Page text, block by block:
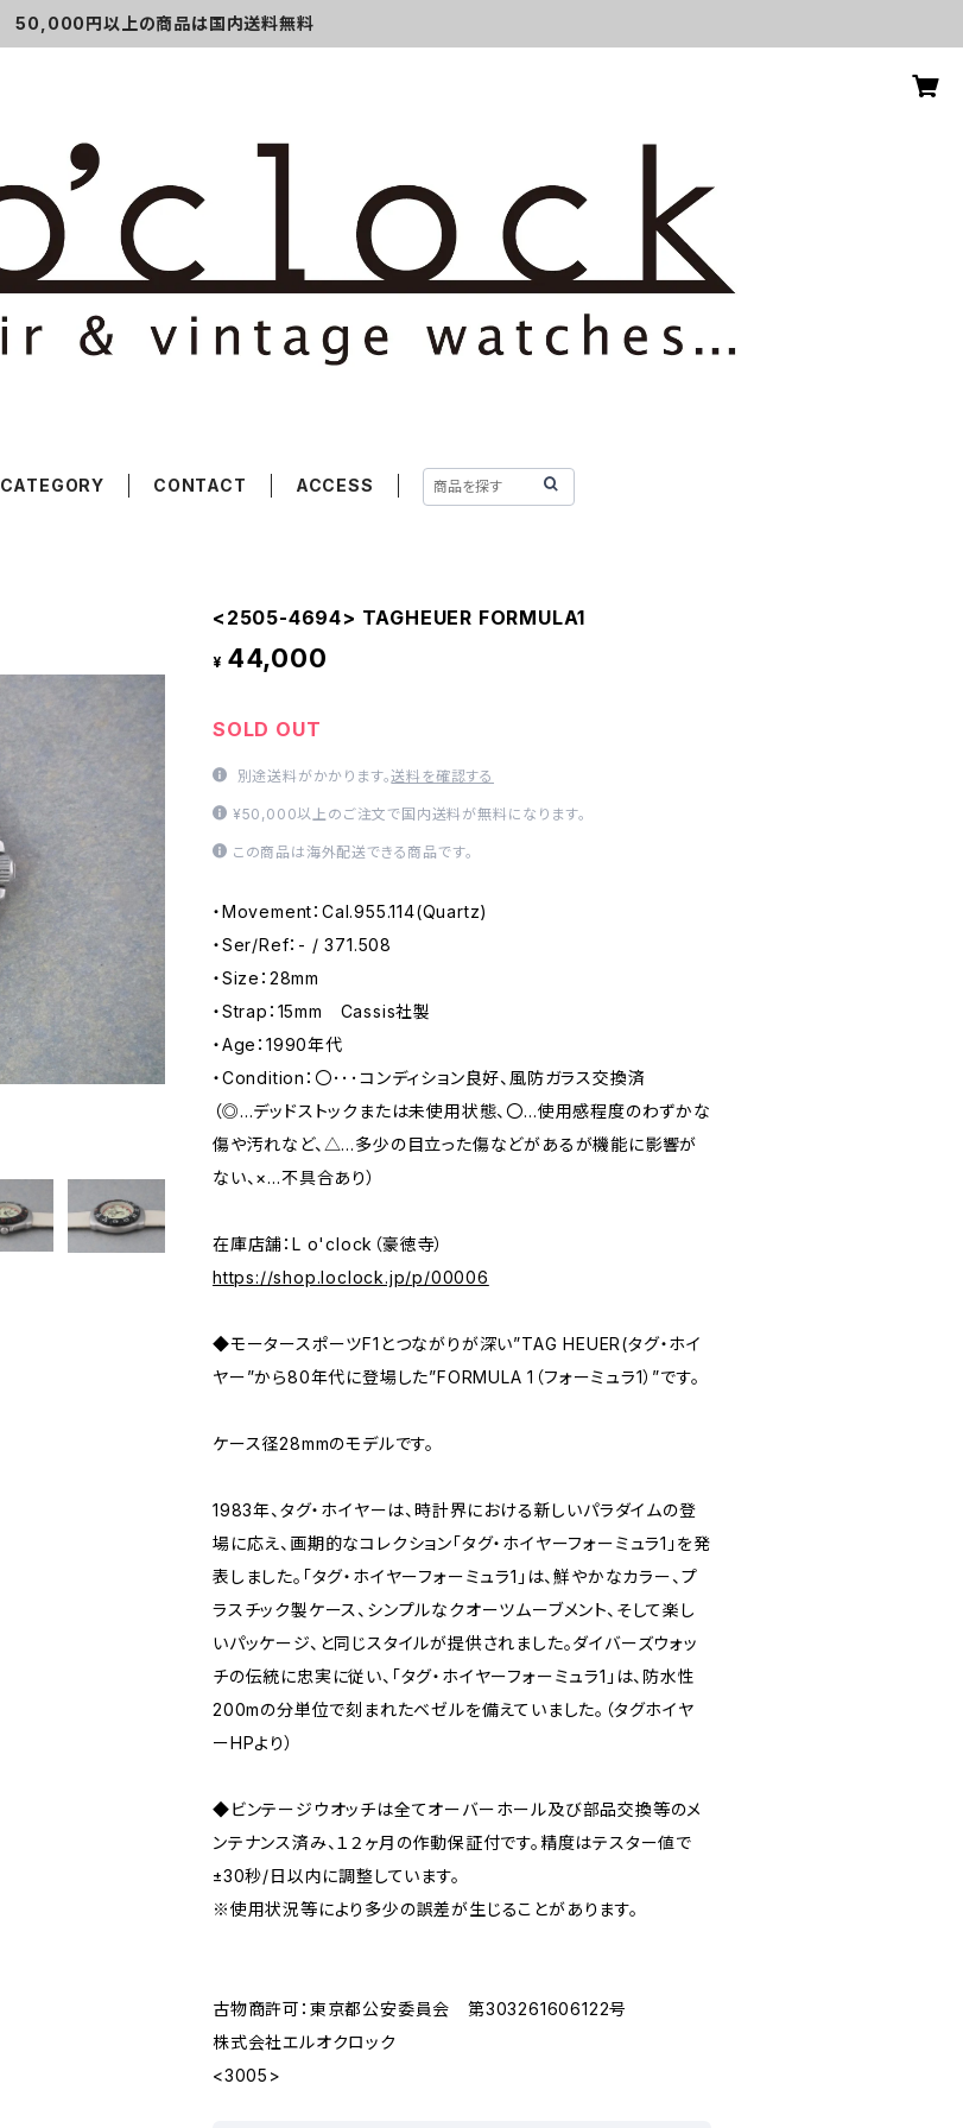
50,000円以上の商品は国内送料無料
CATEGORY CONTACT ACCESS
<2505-4694> TAGHEUER FORMULA1
¥ 44,000
SOLD OUT
別途送料がかかります。送料を確認する
¥50,000以上のご注文で国内送料が無料になります。
この商品は海外配送できる商品です。
・Movement：Cal.955.114(Quartz)
・Ser/Ref：- / 371.508
・Size：28mm
・Strap：15mm Cassis社製
・Age：1990年代
・Condition：〇･･･コンディション良好、風防ガラス交換済
（◎…デッドストックまたは未使用状態、〇…使用感程度のわずかな
傷や汚れなど、△…多少の目立った傷などがあるが機能に影響が
ない、×…不具合あり）
在庫店舗：L o'clock（豪徳寺）
https://shop.loclock.jp/p/00006
◆モータースポーツF1とつながりが深い”TAG HEUER(タグ・ホイ
ヤー”から80年代に登場した”FORMULA 1（フォーミュラ1）”です。
ケース径28mmのモデルです。
1983年、タグ・ホイヤーは、時計界における新しいパラダイムの登
場に応え、画期的なコレクション「タグ・ホイヤーフォーミュラ1」を発
表しました。「タグ・ホイヤーフォーミュラ1」は、鮮やかなカラー、プ
ラスチック製ケース、シンプルなクオーツムーブメント、そして楽し
いパッケージ、と同じスタイルが提供されました。ダイバーズウォッ
チの伝統に忠実に従い、「タグ・ホイヤーフォーミュラ1」は、防水性
200mの分単位で刻まれたベゼルを備えていました。（タグホイヤ
ーHPより）
◆ビンテージウオッチは全てオーバーホール及び部品交換等のメ
ンテナンス済み、１２ヶ月の作動保証付です。精度はテスター値で
±30秒/日以内に調整しています。
※使用状況等により多少の誤差が生じることがあります。
古物商許可：東京都公安委員会 第303261606122号
株式会社エルオクロック
<3005>